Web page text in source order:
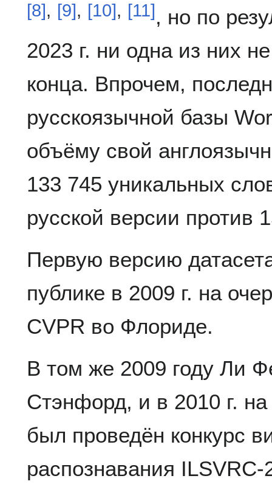
[8], [9], [10], [11] , но по
2023 г. ни одна из них
конца. Впрочем,
русскоязычной базы
объёму свой
133 745 уникальных
русской версии против
Первую версию
публике в 2009 г. на
CVPR во Флориде.
В том же 2009 году Ли
Стэнфорд, и в 2010 г.
был проведён конкурс
распознавания